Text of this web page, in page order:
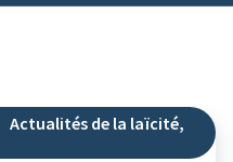
Actualités de la laïcité,